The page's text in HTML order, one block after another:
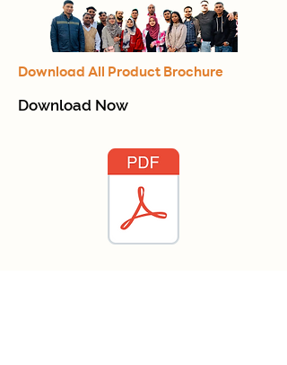
Download All Product Brochure
Download Now